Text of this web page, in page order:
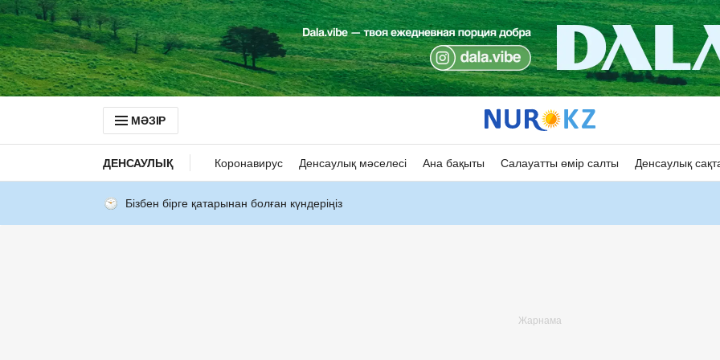
МӘЗІР
ДЕНСАУЛЫҚ Коронавирус Денсаулық мәселесі Ана бақыты Салауатты өмір салты Денсаулық
Бізбен бірге қатарынан болған күндеріңіз